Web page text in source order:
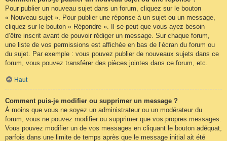
Pour publier un nouveau sujet dans un forum, cliquez sur le bouton
« Nouveau sujet ». Pour publier une réponse à un sujet ou un message,
cliquez sur le bouton « Répondre ». Il se peut que vous ayez besoin
d’être inscrit avant de pouvoir rédiger un message. Sur chaque forum,
une liste de vos permissions est affichée en bas de l’écran du forum ou
du sujet. Par exemple : vous pouvez publier de nouveaux sujets dans ce
forum, vous pouvez transférer des pièces jointes dans ce forum, etc.
Haut
Comment puis-je modifier ou supprimer un message ?
À moins que vous ne soyez un administrateur ou un modérateur du
forum, vous ne pouvez modifier ou supprimer que vos propres messages.
Vous pouvez modifier un de vos messages en cliquant le bouton adéquat,
parfois dans une limite de temps après que le message initial ait été